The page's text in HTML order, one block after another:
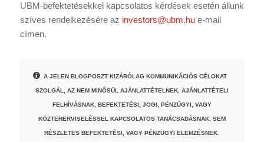
UBM-befektetésekkel kapcsolatos kérdések esetén állunk
szíves rendelkezésére az investors@ubm.hue-mail
címen.
A JELEN BLOGPOSZT KIZÁRÓLAG KOMMUNIKÁCIÓS CÉLOKAT
SZOLGÁL, AZ NEM MINŐSÜL AJÁNLATTÉTELNEK, AJÁNLATTÉTELI
FELHÍVÁSNAK, BEFEKTETÉSI, JOGI, PÉNZÜGYI, VAGY
KÖZTEHERVISELÉSSEL KAPCSOLATOS TANÁCSADÁSNAK, SEM
RÉSZLETES BEFEKTETÉSI, VAGY PÉNZÜGYI ELEMZÉSNEK.